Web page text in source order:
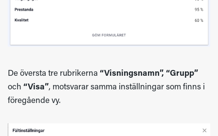
De översta tre rubrikerna “Visningsnamn”, “Grupp”
och “Visa”, motsvarar samma inställningar som finns i
föregående vy.